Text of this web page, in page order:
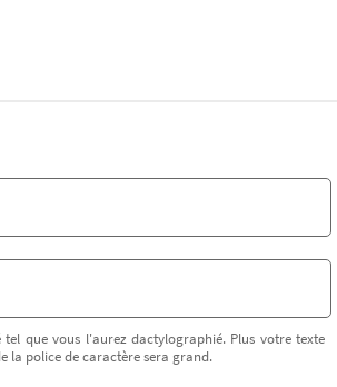
que vous l'aurez dactylographié. Plus votre texte
la police de caractère sera grand.